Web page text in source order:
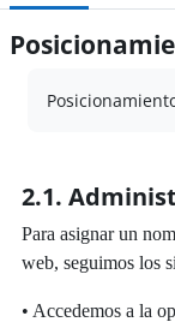
2.1.
Para asignar un
web, seguimos los
• Accedemos a la